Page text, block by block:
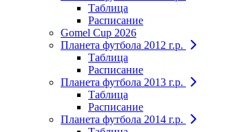
Таблица
Расписание
Gomel Cup 2026
Планета футбола 2012 г.р.
Таблица
Расписание
Планета футбола 2013 г.р.
Таблица
Расписание
Планета футбола 2014 г.р.